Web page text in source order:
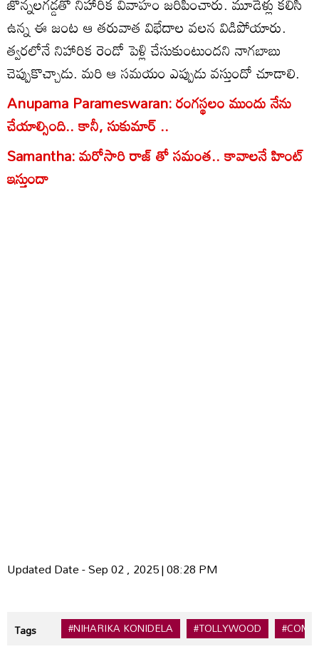
ఉన్న ఈ జంట ఆ తరువాత విభేదాల వలన విడిపోయారు.
త్వరలోనే నిహారిక రెండో పెళ్లి చేసుకుంటుందని నాగబాబు
చెప్పుకొచ్చాడు. మరి ఆ సమయం ఎప్పుడు వస్తుందో చూడాలి.
Anupama Parameswaran: రంగస్థలం ముందు నేను
చేయాల్సింది.. కానీ, సుకుమార్ ..
Samantha: మరోసారి రాజ్ తో సమంత.. కావాలనే హింట్
ఇస్తుందా
Updated Date - Sep 02 , 2025 | 08:28 PM
Tags #NIHARIKA KONIDELA #TOLLYWOOD